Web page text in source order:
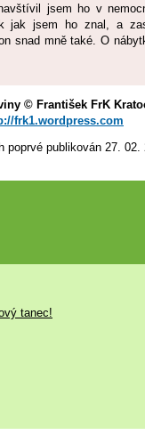
jsem ho v
jak jsem ho znal, a
snad mně také. O
© František FrK
frk1.wordpress.com
publikován 27. 02.
tanec!